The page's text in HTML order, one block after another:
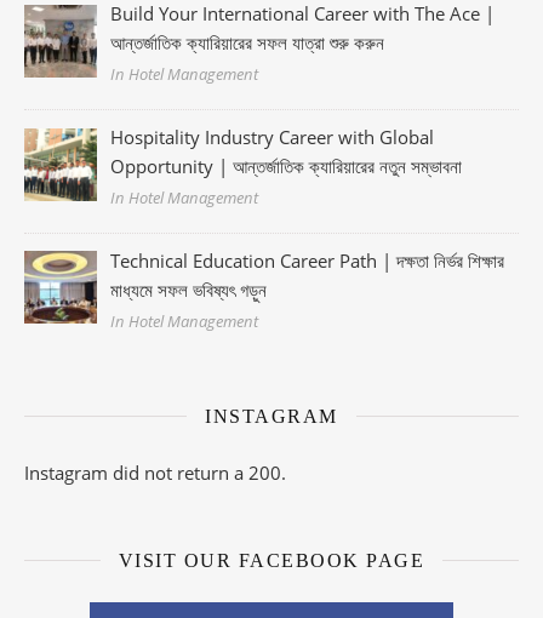
Build Your International Career with The Ace |
আন্তর্জাতিক ক্যারিয়ারের সফল যাত্রা শুরু করুন
In Hotel Management
Hospitality Industry Career with Global
Opportunity | আন্তর্জাতিক ক্যারিয়ারের নতুন সম্ভাবনা
In Hotel Management
Technical Education Career Path | দক্ষতা নির্ভর শিক্ষার
মাধ্যমে সফল ভবিষ্যৎ গড়ুন
In Hotel Management
INSTAGRAM
Instagram did not return a 200.
VISIT OUR FACEBOOK PAGE